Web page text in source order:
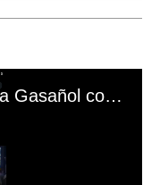
El mal momento de Yanina Gasañol con un hincha argentino en "Subrayado"